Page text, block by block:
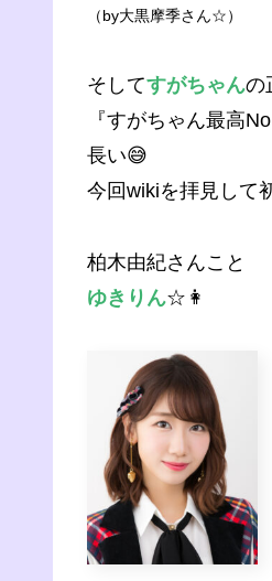
（by大黒摩季さん☆）
そしてすがちゃんの
『すがちゃん最高
長い😅
今回wikiを拝見して
柏木由紀さんこと
ゆきりん☆👩